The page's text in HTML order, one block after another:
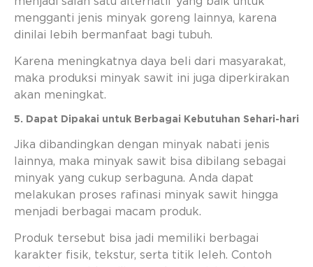
mengganti jenis minyak goreng lainnya, karena
dinilai lebih bermanfaat bagi tubuh.
Karena meningkatnya daya beli dari masyarakat,
maka produksi minyak sawit ini juga diperkirakan
akan meningkat.
5. Dapat Dipakai untuk Berbagai Kebutuhan Sehari-hari
Jika dibandingkan dengan minyak nabati jenis
lainnya, maka minyak sawit bisa dibilang sebagai
minyak yang cukup serbaguna. Anda dapat
melakukan proses rafinasi minyak sawit hingga
menjadi berbagai macam produk.
Produk tersebut bisa jadi memiliki berbagai
karakter fisik, tekstur, serta titik leleh. Contoh